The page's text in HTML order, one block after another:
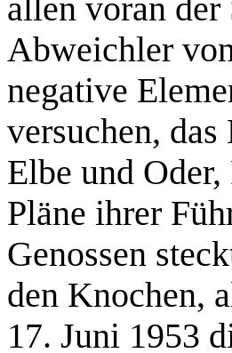
allen voran
Abweichler
negative
versuchen,
Elbe und
Pläne ihrer
Genossen
den Knochen,
17. Juni 1953